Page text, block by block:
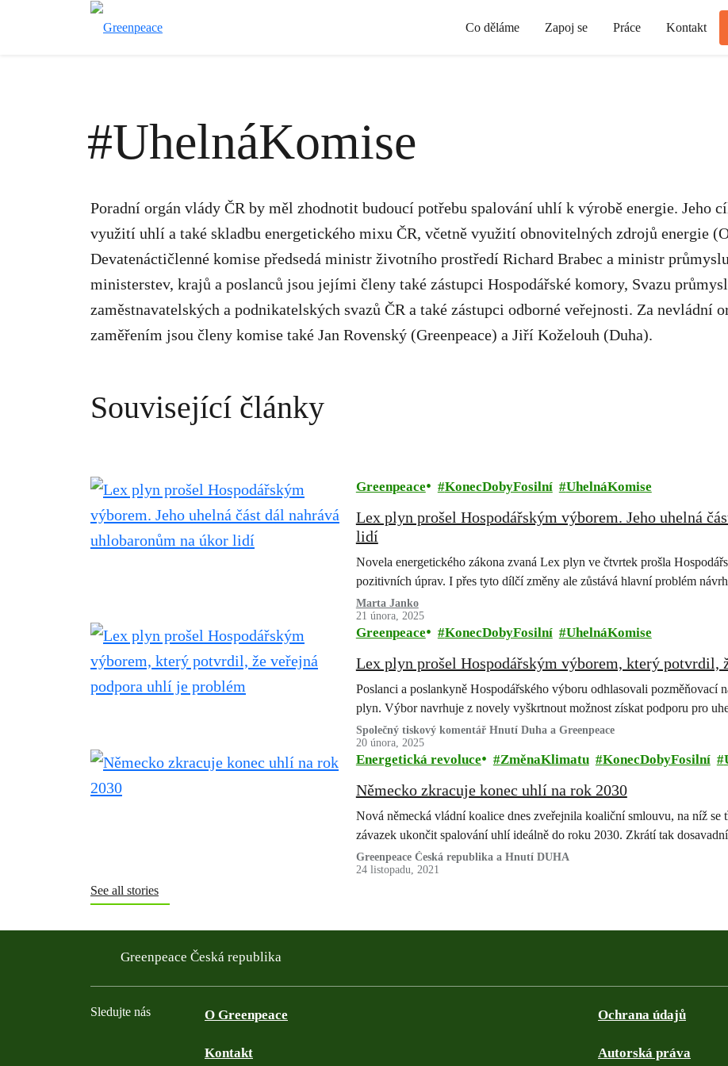
Co děláme Zapoj se Práce Kontakt
#UhelnáKomise
Poradní orgán vlády ČR by měl zhodnotit budoucí potřebu spalování uhlí k výrobě energie. Jeho
využití uhlí a také skladbu energetického mixu ČR, včetně využití obnovitelných zdrojů energie
Devatenáctičlenné komise předsedá ministr životního prostředí Richard Brabec a ministr
ministerstev, krajů a poslanců jsou jejími členy také zástupci Hospodářské komory, Svazu
zaměstnavatelských a podnikatelských svazů ČR a také zástupci odborné veřejnosti. Za nevládní
zaměřením jsou členy komise také Jan Rovenský (Greenpeace) a Jiří Koželouh (Duha).
Související články
Greenpeace KonecDobyFosilní UhelnáKomise
Lex plyn prošel Hospodářským výborem. Jeho uhelná
lidí
Novela energetického zákona zvaná Lex plyn ve čtvrtek prošla
pozitivních úprav. I přes tyto dílčí změny ale zůstává hlavní problém
Marta Janko
21 února, 2025
Greenpeace KonecDobyFosilní UhelnáKomise
Lex plyn prošel Hospodářským výborem, který potvrdil,
Poslanci a poslankyně Hospodářského výboru odhlasovali pozměňovací
plyn. Výbor navrhuje z novely vyškrtnout možnost získat podporu pro
Společný tiskový komentář Hnutí Duha a Greenpeace
20 února, 2025
Energetická revoluce ZměnaKlimatu KonecDobyFosilní
Německo zkracuje konec uhlí na rok 2030
Nová německá vládní koalice dnes zveřejnila koaliční smlouvu, na níž
závazek ukončit spalování uhlí ideálně do roku 2030. Zkrátí tak
Greenpeace Česká republika a Hnutí DUHA
24 listopadu, 2021
See all stories
Greenpeace Česká republika
Sledujte nás O Greenpeace
Kontakt
Ochrana údajů
Autorská práva